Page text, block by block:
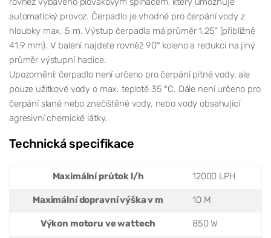
automatický provoz. Čerpadlo je vhodné pro čerpání vody z
hloubky max. 5 m. Výstup čerpadla má průměr 1,25“ (přibližně
41,9 mm). V balení najdete rovněž 90° koleno a redukci na jiný
průměr výstupní hadice.
Upozornění: čerpadlo není určeno pro čerpání pitné vody, ale
pouze užitkové vody o max. teplotě 35 °C. Dále není určeno pro
čerpání slané nebo znečištěné vody, nebo vody obsahující
agresivní chemické látky.
Technická specifikace
Maximální průtok l/h 12000 LPH
Maximální dopravní výška v m 10 M
Výkon motoru ve wattech 850 W